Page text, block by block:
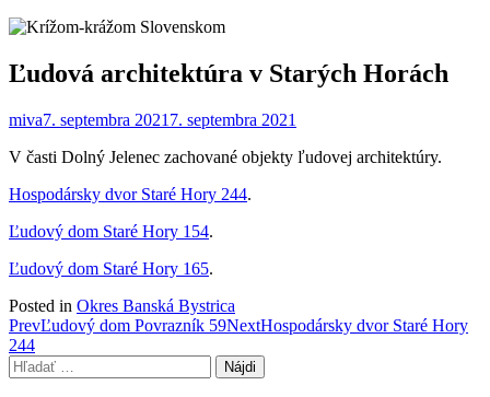
Ľudová architektúra v Starých Horách
miva7. septembra 2021 7. septembra 2021
V časti Dolný Jelenec zachované objekty ľudovej architektúry.
Hospodársky dvor Staré Hory 244.
Ľudový dom Staré Hory 154.
Ľudový dom Staré Hory 165.
Posted in Okres Banská Bystrica
Post
navigation
PrevĽudový dom Povrazník 59NextHospodársky dvor Staré Hory
244
Hľadať: